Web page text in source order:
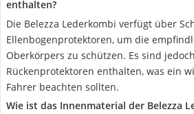
enthalten?
Die Belezza Lederkombi verfügt über
Ellenbogenprotektoren, um die
Oberkörpers zu schützen. Es sind
Rückenprotektoren enthalten, was ein
Fahrer beachten sollten.
Wie ist das Innenmaterial der Belezza